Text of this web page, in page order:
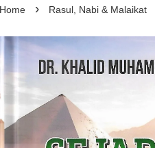
Home › Rasul, Nabi & Malaikat